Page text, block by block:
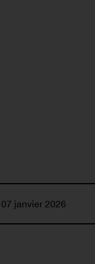
07 janvier 2026